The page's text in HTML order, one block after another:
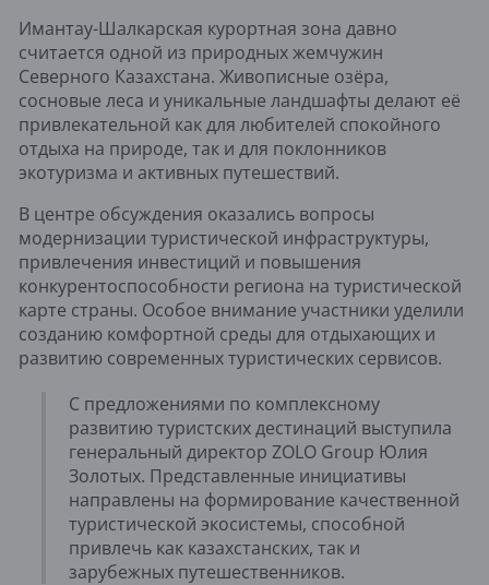
Имантау-Шалкарская курортная зона давно
считается одной из природных жемчужин
Северного Казахстана. Живописные озёра,
сосновые леса и уникальные ландшафты делают её
привлекательной как для любителей спокойного
отдыха на природе, так и для поклонников
экотуризма и активных путешествий.
В центре обсуждения оказались вопросы
модернизации туристической инфраструктуры,
привлечения инвестиций и повышения
конкурентоспособности региона на туристической
карте страны. Особое внимание участники уделили
созданию комфортной среды для отдыхающих и
развитию современных туристических сервисов.
С предложениями по комплексному
развитию туристских дестинаций выступила
генеральный директор ZOLO Group Юлия
Золотых. Представленные инициативы
направлены на формирование качественной
туристической экосистемы, способной
привлечь как казахстанских, так и
зарубежных путешественников.